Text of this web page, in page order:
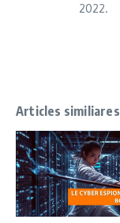
2022.
Articles similiares